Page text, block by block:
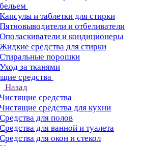
бельем
Капсулы и таблетки для стирки
Пятновыводители и отбеливатели
Ополаскиватели и кондиционеры
Жидкие средства для стирки
Стиральные порошки
Уход за тканями
средства
Назад
Чистящие средства
Чистящие средства для кухни
Средства для полов
Средства для ванной и туалета
Средства для окон и стекол